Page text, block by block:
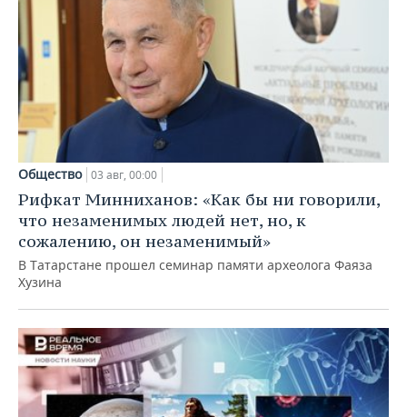
Общество 03 авг, 00:00
Рифкат Минниханов: «Как бы ни говорили,
что незаменимых людей нет, но, к
сожалению, он незаменимый»
В Татарстане прошел семинар памяти археолога Фаяза
Хузина